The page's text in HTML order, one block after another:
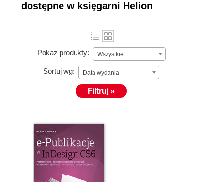
dostępne w księgarni Helion
Pokaż produkty: Wszystkie
Sortuj wg: Data wydania
Filtruj »